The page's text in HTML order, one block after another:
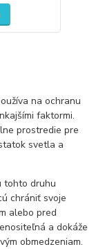
na ochranu
faktormi.
prostredie pre
svetla a
tohto druhu
chrániť svoje
alebo pred
a dokáže
obmedzeniam.